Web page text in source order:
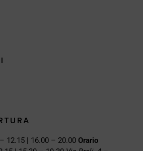
12.15 | 16.00 – 20.00 Orario